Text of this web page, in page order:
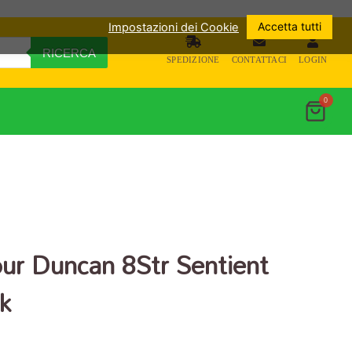
RICERCA SPEDIZIONE CONTATTACI LOGIN
0
Duncan 8Str Sentient
Impostazioni dei Cookie Accetta tutti